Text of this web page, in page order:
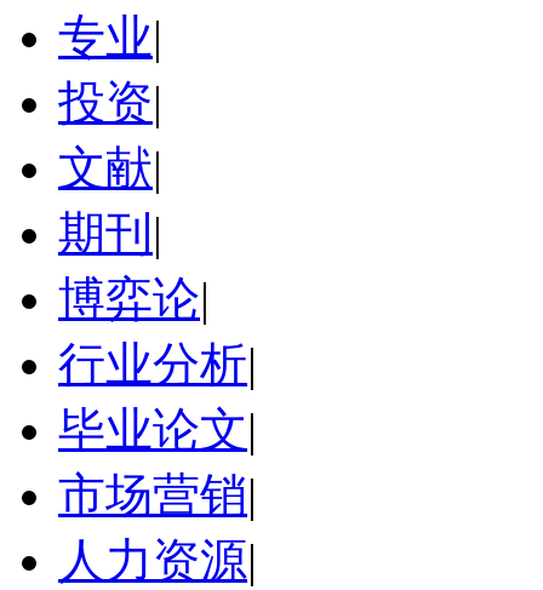
专业|
投资|
文献|
期刊 |
博弈论|
行业分析|
毕业论文|
市场营销|
人力资源|